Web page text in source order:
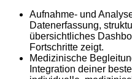
Aufnahme- und
Datenerfassung,
übersichtliches
Fortschritte zeigt.
Medizinische
Integration deiner